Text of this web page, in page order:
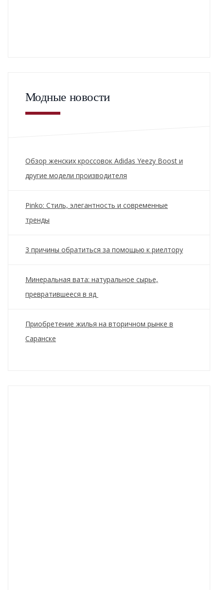
Модные новости
Обзор женских кроссовок Adidas Yeezy Boost и
другие модели производителя
Pinko: Стиль, элегантность и современные
тренды
3 причины обратиться за помощью к риелтору
Минеральная вата: натуральное сырье,
превратившееся в яд
Приобретение жилья на вторичном рынке в
Саранске